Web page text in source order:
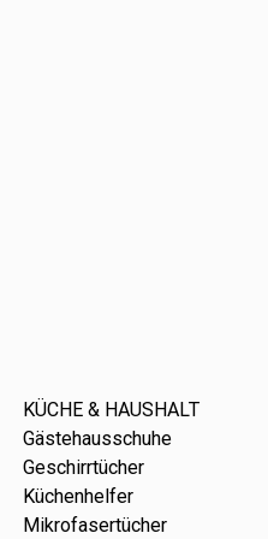
KÜCHE & HAUSHALT
Gästehausschuhe
Geschirrtücher
Küchenhelfer
Mikrofasertücher